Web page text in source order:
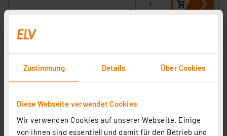
Zustimmung Details Über Cookies
Diese Webseite verwendet Cookies
Wir verwenden Cookies auf unserer Webseite. Einige
von ihnen sind essentiell und damit für den Betrieb und
1 2 3 4 5
Informationen zu Versandkosten